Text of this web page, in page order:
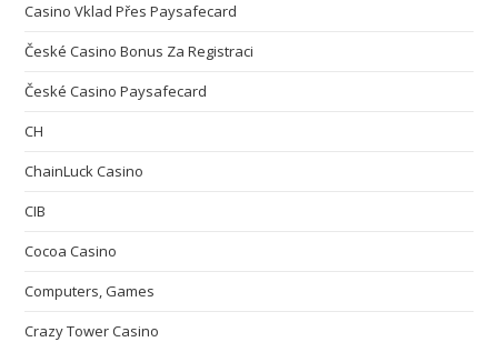
Casino Vklad Přes Paysafecard
České Casino Bonus Za Registraci
České Casino Paysafecard
CH
ChainLuck Casino
CIB
Cocoa Casino
Computers, Games
Crazy Tower Сasino